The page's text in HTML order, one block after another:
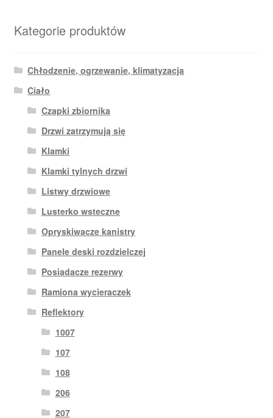
Kategorie produktów
Chłodzenie, ogrzewanie, klimatyzacja
Ciało
Czapki zbiornika
Drzwi zatrzymują się
Klamki
Klamki tylnych drzwi
Listwy drzwiowe
Lusterko wsteczne
Opryskiwacze kanistry
Panele deski rozdzielczej
Posiadacze rezerwy
Ramiona wycieraczek
Reflektory
1007
107
108
206
207